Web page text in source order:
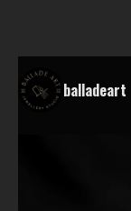
balladeart